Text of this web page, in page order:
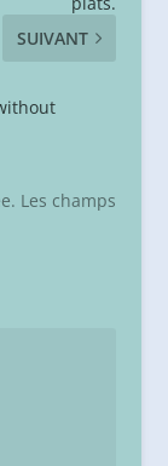
SUIVANT
Les champs